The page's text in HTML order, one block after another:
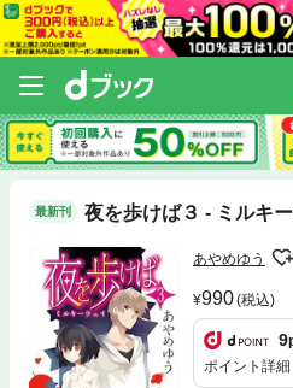
最新刊 夜を歩けば３ - ミルキ
あやめゆう
990(税込)
9
ポイント詳細